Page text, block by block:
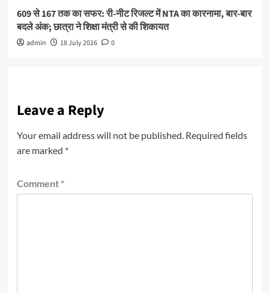
609 से 167 तक का सफर: री-नीट रिजल्ट में NTA का कारनामा, बार-बार
बदले अंक; छात्रा ने शिक्षा मंत्री से की शिकायत
admin 18 July 2026 0
Leave a Reply
Your email address will not be published. Required fields
are marked *
Comment *